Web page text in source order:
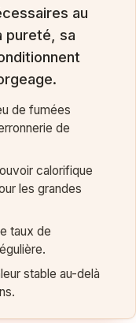
au
pureté, sa
de fumées
de
calorifique
les grandes
taux de
stable au-delà